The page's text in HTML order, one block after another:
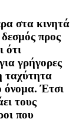
στα κινητά
προς
ότι
γρήγορες
ταχύτητα
όνομα. Έτσι
τους
που